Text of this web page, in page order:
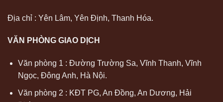
Địa chỉ : Yên Lâm, Yên Định, Thanh Hóa.
VĂN PHÒNG GIAO DỊCH
Văn phòng 1 : Đường Trường Sa, Vĩnh Thanh, Vĩnh
Ngọc, Đông Anh, Hà Nội.
Văn phòng 2 : KĐT PG, An Đồng, An Dương, Hải